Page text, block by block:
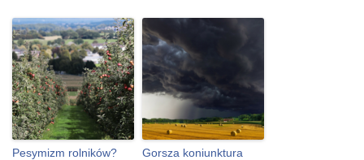
Pesymizm rolników?
Gorsza koniunktura